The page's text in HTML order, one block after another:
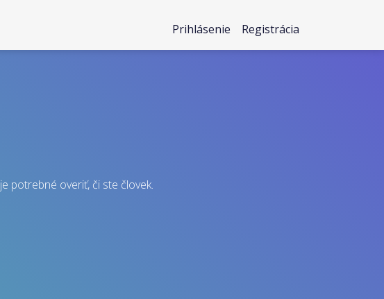
Prihlásenie Registrácia
je potrebné overiť, či ste človek.